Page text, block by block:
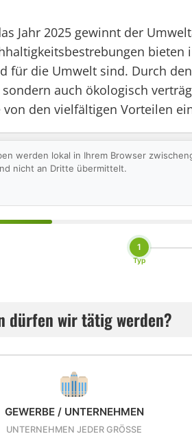
Jahr 2025 gewinnt der
für die Umwelt sind. Durch
auch ökologisch
von den vielfältigen Vorteilen
werden lokal in Ihrem Browser
nicht an Dritte übermittelt.
1
Typ
dürfen wir tätig werden?
GEWERBE / UNTERNEHMEN
UNTERNEHMEN JEDER GRÖSSE